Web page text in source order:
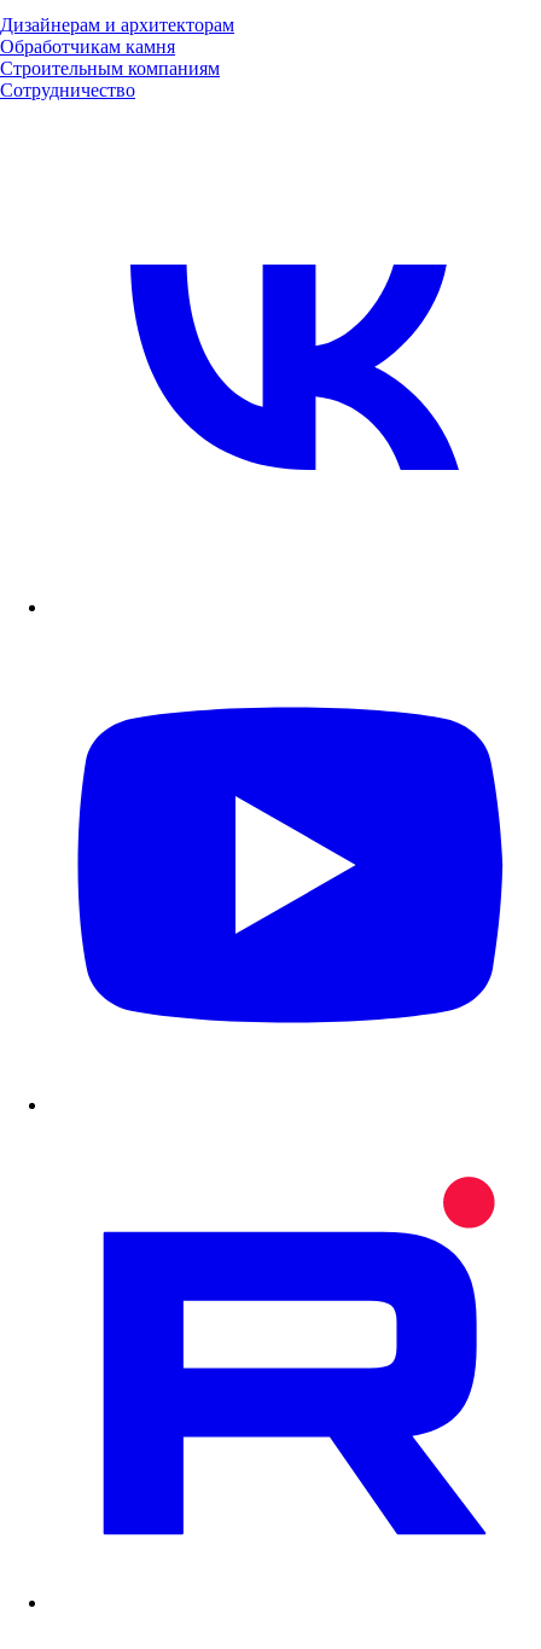
Дизайнерам и архитекторам
Обработчикам камня
Строительным компаниям
Сотрудничество